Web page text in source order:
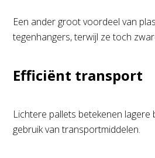
Een ander groot voordeel van
tegenhangers, terwijl ze toch
Efficiënt transport
Lichtere pallets betekenen
gebruik van transportmiddelen.